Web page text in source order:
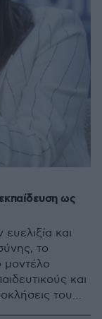
ως
και
το
μοντέλο
και
του